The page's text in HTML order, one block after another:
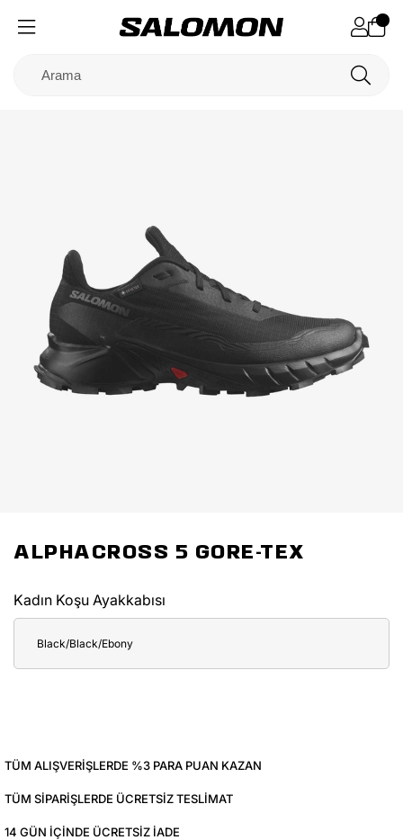
ALPHACROSS 5 GORE-TEX
Kadın Koşu Ayakkabısı
Black/Black/Ebony
TÜM ALIŞVERIŞLERDE %3 PARA PUAN KAZAN
TÜM SIPARIŞLERDE ÜCRETSIZ TESLIMAT
14 GÜN IÇINDE ÜCRETSIZ IADE